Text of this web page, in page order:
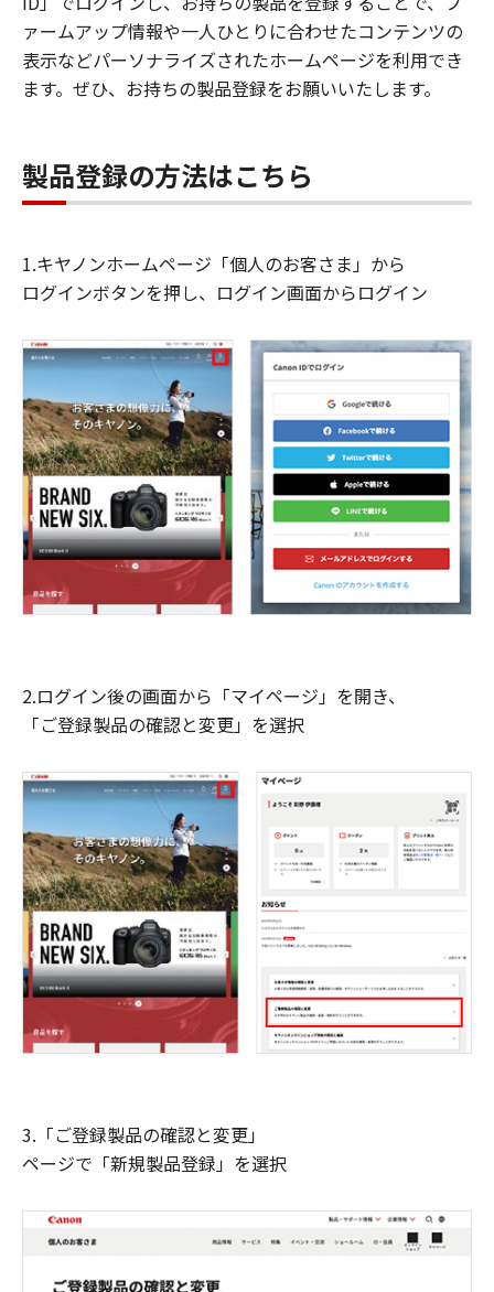
ァームアップ情報や一人ひとりに合わせたコンテンツの
表示などパーソナライズされたホームページを利用でき
ます。ぜひ、お持ちの製品登録をお願いいたします。
製品登録の方法はこちら
1.キヤノンホームページ「個人のお客さま」から
ログインボタンを押し、ログイン画面からログイン
2.ログイン後の画面から「マイページ」を開き、
「ご登録製品の確認と変更」を選択
3.「ご登録製品の確認と変更」
ページで「新規製品登録」を選択